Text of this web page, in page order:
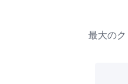
最大の